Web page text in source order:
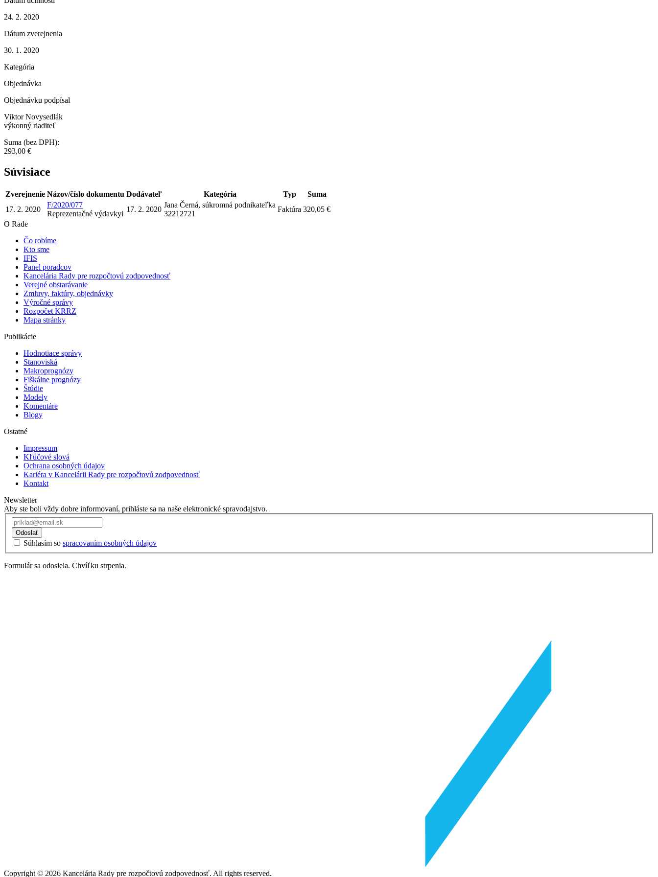
24. 2. 2020
Dátum zverejnenia
30. 1. 2020
Kategória
Objednávka
Objednávku podpísal
Viktor Novysedlák
výkonný riaditeľ
Suma (bez DPH):
293,00 €
Súvisiace
Zverejnenie Názov/číslo dokumentu Dodávateľ Kategória Typ
Suma
17. 2. 2020
F/2020/077
Reprezentačné výdavkyi
17. 2. 2020
Jana Černá, súkromná podnikateľka
32212721
Faktúra 320,05 €
O Rade
Čo robíme
Kto sme
IFIS
Panel poradcov
Kancelária Rady pre rozpočtovú zodpovednosť
Verejné obstarávanie
Zmluvy, faktúry, objednávky
Výročné správy
Rozpočet KRRZ
Mapa stránky
Publikácie
Hodnotiace správy
Stanoviská
Makroprognózy
Fiškálne prognózy
Štúdie
Modely
Komentáre
Blogy
Ostatné
Impressum
Kľúčové slová
Ochrana osobných údajov
Kariéra v Kancelárii Rady pre rozpočtovú zodpovednosť
Kontakt
Newsletter
Aby ste boli vždy dobre informovaní, prihláste sa na naše elektronické spravodajstvo.
Odoslať
Súhlasím so spracovaním osobných údajov
Formulár sa odosiela. Chvíľku strpenia.
Copyright © 2026 Kancelária Rady pre rozpočtovú zodpovednosť. All rights reserved.